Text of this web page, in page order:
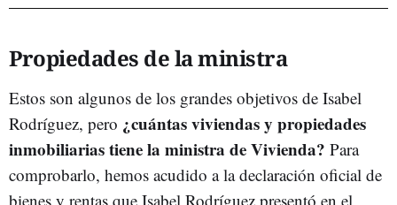
Propiedades de la ministra
Estos son algunos de los grandes objetivos de Isabel
Rodríguez, pero ¿cuántas viviendas y propiedades
inmobiliarias tiene la ministra de Vivienda? Para
comprobarlo, hemos acudido a la declaración oficial de
bienes y rentas que Isabel Rodríguez presentó en el